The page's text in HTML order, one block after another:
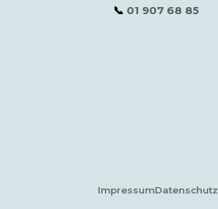
📞 01 907 68 85
ImpressumDatenschutz